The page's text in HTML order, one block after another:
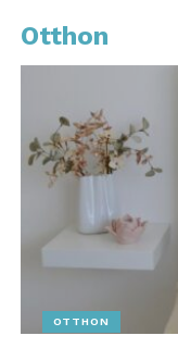
Otthon
OTTHON